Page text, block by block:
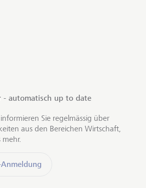
- automatisch up to date
Sie regelmässig über
aus den Bereichen Wirtschaft,
mehr.